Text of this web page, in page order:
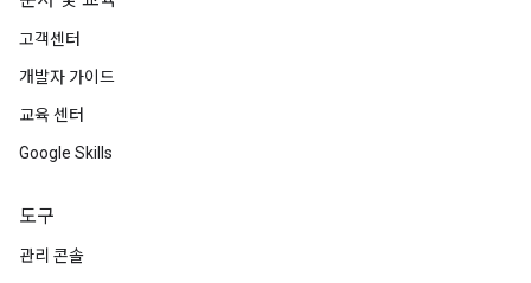
고객센터
개발자 가이드
교육 센터
Google Skills
도구
관리 콘솔